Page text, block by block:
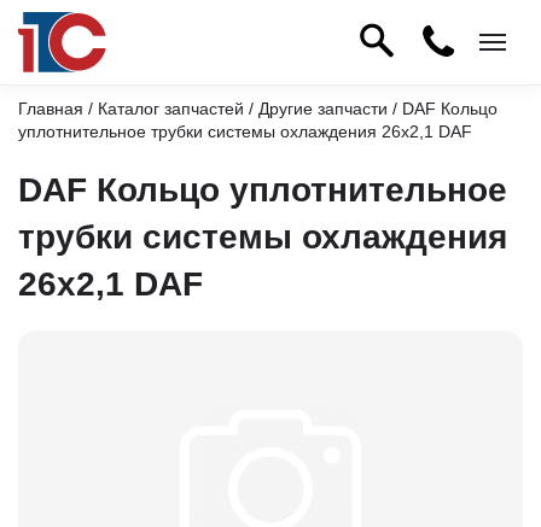
Главная / Каталог запчастей / Другие запчасти / DAF Кольцо
уплотнительное трубки системы охлаждения 26х2,1 DAF
DAF Кольцо уплотнительное
трубки системы охлаждения
26х2,1 DAF